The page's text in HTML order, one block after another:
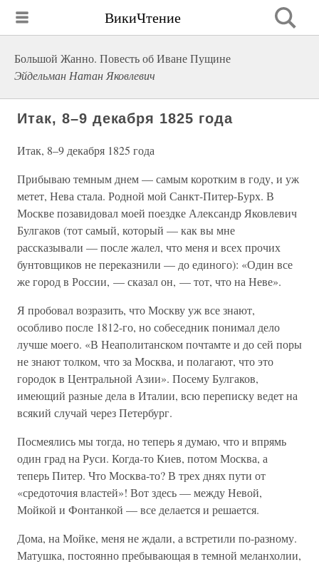
ВикиЧтение
Большой Жанно. Повесть об Иване Пущине
Эйдельман Натан Яковлевич
Итак, 8–9 декабря 1825 года
Итак, 8–9 декабря 1825 года
Прибываю темным днем — самым коротким в году, и уж
метет, Нева стала. Родной мой Санкт-Питер-Бурх. В
Москве позавидовал моей поездке Александр Яковлевич
Булгаков (тот самый, который — как вы мне
рассказывали — после жалел, что меня и всех прочих
бунтовщиков не переказнили — до единого): «Один все
же город в России, — сказал он, — тот, что на Неве».
Я пробовал возразить, что Москву уж все знают,
особливо после 1812-го, но собеседник понимал дело
лучше моего. «В Неаполитанском почтамте и до сей поры
не знают толком, что за Москва, и полагают, что это
городок в Центральной Азии». Посему Булгаков,
имеющий разные дела в Италии, всю переписку ведет на
всякий случай через Петербург.
Посмеялись мы тогда, но теперь я думаю, что и впрямь
один град на Руси. Когда-то Киев, потом Москва, а
теперь Питер. Что Москва-то? В трех днях пути от
«средоточия властей»! Вот здесь — между Невой,
Мойкой и Фонтанкой — все делается и решается.
Дома, на Мойке, меня не ждали, а встретили по-разному.
Матушка, постоянно пребывающая в темной меланхолии,